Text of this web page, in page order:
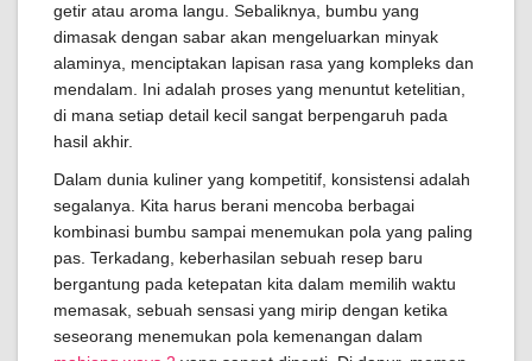
getir atau aroma langu. Sebaliknya, bumbu yang
dimasak dengan sabar akan mengeluarkan minyak
alaminya, menciptakan lapisan rasa yang kompleks dan
mendalam. Ini adalah proses yang menuntut ketelitian,
di mana setiap detail kecil sangat berpengaruh pada
hasil akhir.
Dalam dunia kuliner yang kompetitif, konsistensi adalah
segalanya. Kita harus berani mencoba berbagai
kombinasi bumbu sampai menemukan pola yang paling
pas. Terkadang, keberhasilan sebuah resep baru
bergantung pada ketepatan kita dalam memilih waktu
memasak, sebuah sensasi yang mirip dengan ketika
seseorang menemukan pola kemenangan dalam